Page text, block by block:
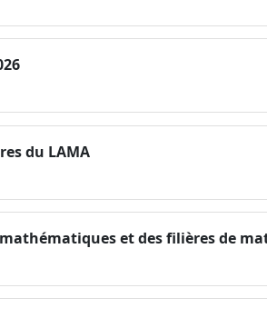
du LAMA
et des filières de